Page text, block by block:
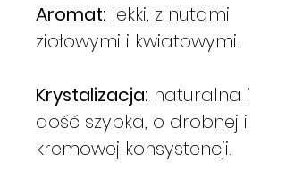
Aromat: lekki, z nutami
ziołowymi i kwiatowymi.
Krystalizacja: naturalna i
dość szybka, o drobnej i
kremowej konsystencji.